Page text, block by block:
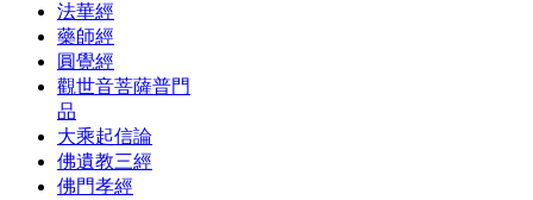
法華經
藥師經
圓覺經
觀世音菩薩普門
品
大乘起信論
佛遺教三經
佛門孝經